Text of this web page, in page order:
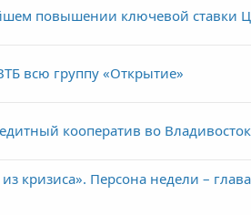
повышении ключевой ставки
всю группу «Открытие»
кооператив во
кризиса». Персона недели –